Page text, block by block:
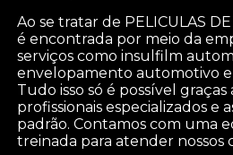
Ao se tratar de PELICULAS
é encontrada por meio da
serviços como insulfilm
envelopamento automotivo
Tudo isso só é possível graças
profissionais especializados e
padrão. Contamos com uma
treinada para atender nossos